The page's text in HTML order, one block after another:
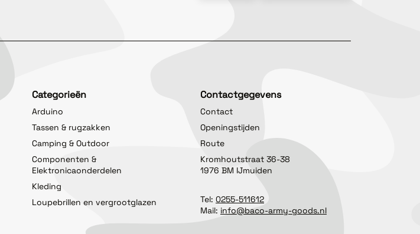
Categorieën
Arduino
Tassen & rugzakken
Camping & Outdoor
Componenten &
Elektronicaonderdelen
Kleding
Loupebrillen en vergrootglazen
Contactgegevens
Contact
Openingstijden
Route
Kromhoutstraat 36-38
1976 BM IJmuiden
Tel: 0255-511612
Mail: info@baco-army-goods.nl